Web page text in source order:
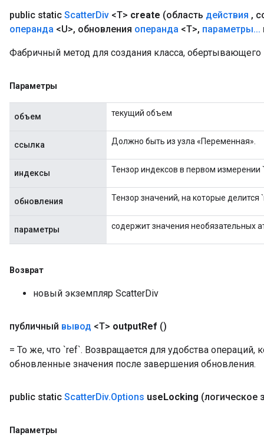
public static ScatterDiv <T> create (область действия ,
операнда <U>, обновления операнда <T>, параметры...
Фабричный метод для создания класса,
Параметры
объем текущий объем
ссылка Должно быть из узла «Переменная».
индексы Тензор индексов в первом измерении
обновления Тензор значений, на которые делится
параметры содержит значения необязательных
Возврат
новый экземпляр ScatterDiv
публичный вывод <T> outputRef ()
= То же, что `ref`. Возвращается для удобства операций,
обновленные значения после завершения обновления.
public static ScatterDiv.Options useLocking (логическое
Параметры